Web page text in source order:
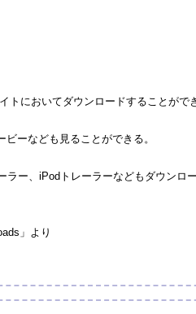
トにおいてダウンロードすることがで
ーなども見ることができる。
ラー、iPodトレーラーなどもダウンロ
」より